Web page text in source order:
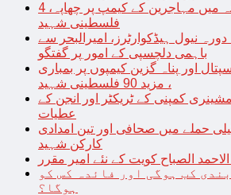
اسرائیل کا فارعہ میں مہاجرین کے کیمپ پر چھاپہ، 4
فلسطینی شہید
نیول ہیڈکوارٹرز، امیرالبحر سے
باہمی دلچسپی کے امور پر گفتگو
اور پناہ گزین کیمپوں پر بمباری
، مزید 90 فلسطینی شہید
کمپنی کے ٹریکٹر اور انجن کے
عطیات
حملے میں صحافی اور تین امدادی
کارکن شہید
الصباح کویت کے نئے امیر مقرر
کب ہوگی اور فائدہ کس کو
ہوگا؟